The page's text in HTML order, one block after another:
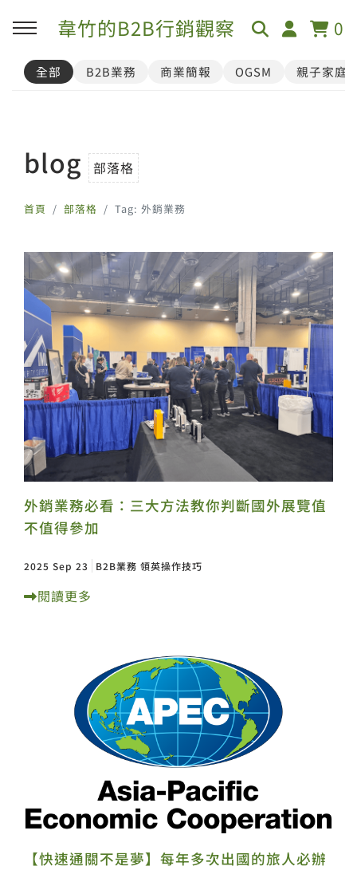
韋竹的B2B行銷觀察 0
全部 B2B業務 商業簡報 OGSM 親子家庭
blog 部落格
首頁 部落格 Tag: 外銷業務
外銷業務必看：三大方法教你判斷國外展覽值
不值得參加
2025 Sep 23 B2B業務 領英操作技巧
閱讀更多
【快速通關不是夢】每年多次出國的旅人必辦